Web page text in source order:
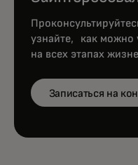
узнайте, как можно
на всех этапах
Записаться на